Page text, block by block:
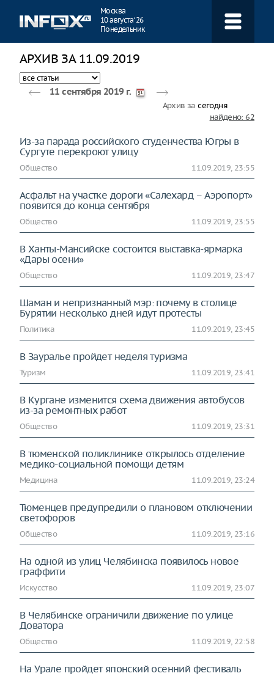
Москва
10 августа ‘26
Понедельник
АРХИВ ЗА 11.09.2019
11 сентября 2019 г.
Архив засегодня
найдено: 62
Из-за парада российского студенчества Югры в
Сургуте перекроют улицу
Общество 11.09.2019, 23:55
Асфальт на участке дороги «Салехард – Аэропорт»
появится до конца сентября
Общество 11.09.2019, 23:55
В Ханты-Мансийске состоится выставка-ярмарка
«Дары осени»
Общество 11.09.2019, 23:47
Шаман и непризнанный мэр: почему в столице
Бурятии несколько дней идут протесты
Политика 11.09.2019, 23:45
В Зауралье пройдет неделя туризма
Туризм 11.09.2019, 23:41
В Кургане изменится схема движения автобусов
из-за ремонтных работ
Общество 11.09.2019, 23:31
В тюменской поликлинике открылось отделение
медико-социальной помощи детям
Медицина 11.09.2019, 23:24
Тюменцев предупредили о плановом отключении
светофоров
Общество 11.09.2019, 23:16
На одной из улиц Челябинска появилось новое
граффити
Искусство 11.09.2019, 23:07
В Челябинске ограничили движение по улице
Доватора
Общество 11.09.2019, 22:58
На Урале пройдет японский осенний фестиваль